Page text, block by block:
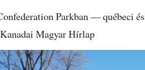
Parkban — québeci
Magyar Hírlap